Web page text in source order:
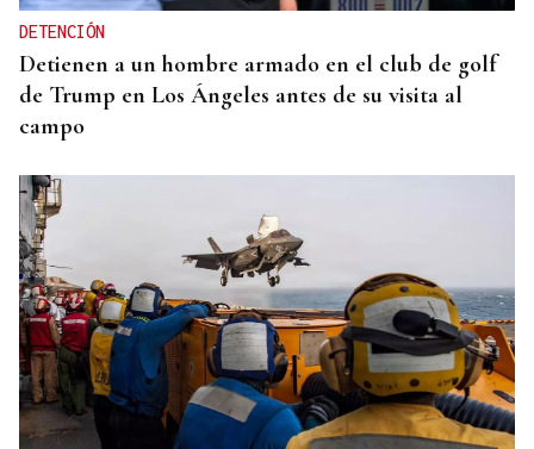
DETENCIÓN
Detienen a un hombre armado en el club de golf
de Trump en Los Ángeles antes de su visita al
campo